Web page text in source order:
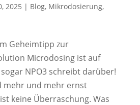
2025 | Blog, Mikrodosierung,
Geheimtipp zur
Microdosing ist auf
NPO3 schreibt darüber!
mehr und mehr ernst
keine Überraschung. Was